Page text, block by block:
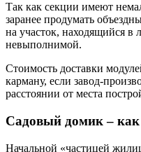
Так как секции имеют
заранее продумать
на участок, находящийся в
невыполнимой.
Стоимость доставки
карману, если завод-
расстоянии от места
Садовый домик – как
Начальной «частицей